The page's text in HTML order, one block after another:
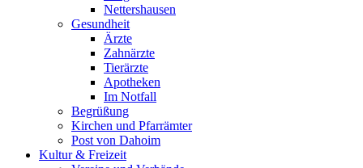
Nettershausen
Gesundheit
Ärzte
Zahnärzte
Tierärzte
Apotheken
Im Notfall
Begrüßung
Kirchen und Pfarrämter
Post von Dahoim
Kultur & Freizeit